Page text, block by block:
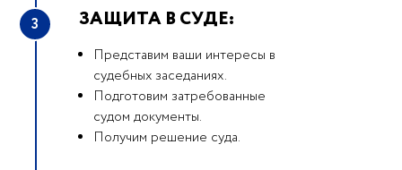
3 ЗАЩИТА В СУДЕ:
Представим ваши интересы в
судебных заседаниях.
Подготовим затребованные
судом документы.
Получим решение суда.